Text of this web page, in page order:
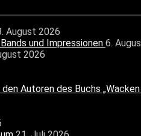
August 2026
und Impressionen 6.
2026
Autoren des Buchs